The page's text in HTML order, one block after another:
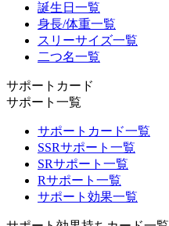
誕生日一覧
身長/体重一覧
スリーサイズ一覧
二つ名一覧
サポートカード
サポート一覧
サポートカード一覧
SSRサポート一覧
SRサポート一覧
Rサポート一覧
サポート効果一覧